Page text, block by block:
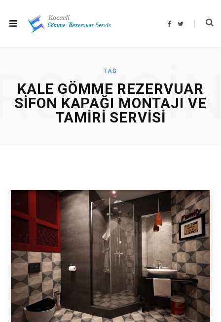
F
T
TAG
KALE GÖMME REZERVUAR
SIFON KAPAĞI MONTAJI VE
TAMIRI SERVISI